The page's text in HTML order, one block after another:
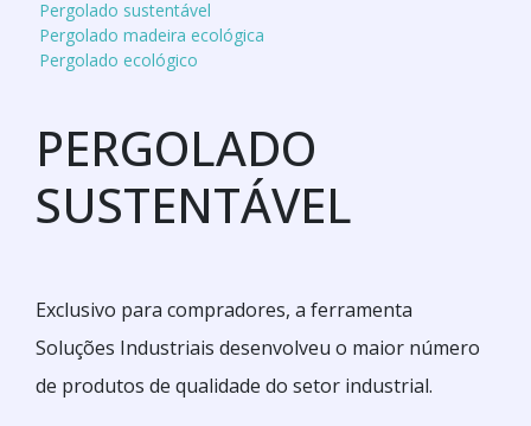
Pergolado sustentável
Pergolado madeira ecológica
Pergolado ecológico
PERGOLADO
SUSTENTÁVEL
Exclusivo para compradores, a ferramenta
Soluções Industriais desenvolveu o maior número
de produtos de qualidade do setor industrial.